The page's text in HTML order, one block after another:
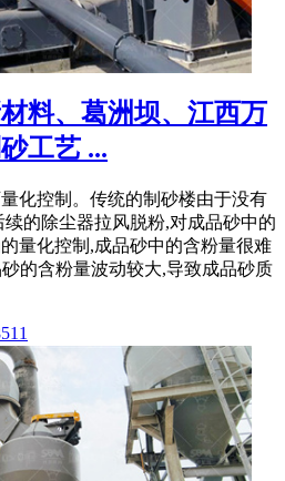
料、葛洲坝、江西万
工艺 ...
化控制。传统的制砂楼由于没有
的除尘器拉风脱粉,对成品砂中的
量化控制,成品砂中的含粉量很难
的含粉量波动较大,导致成品砂质